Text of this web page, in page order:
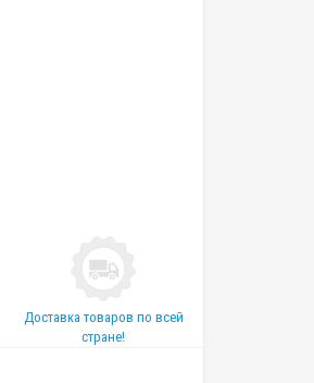
Доставка товаров по всей
стране!